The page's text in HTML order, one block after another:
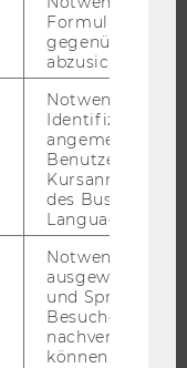
gegenüber
abzusichern.
Notwendig zur
Identifizierung
angemeldeten
Benutzers im
des Business
Language
Notwendig um
ausgewählte
und
Besuchers
nachverfolgen
können.